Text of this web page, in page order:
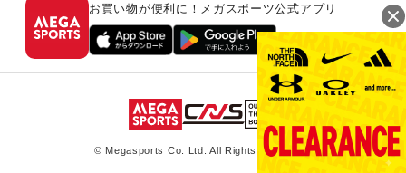
お買い物が便利に！メガスポーツ公式アプリ
© Megasports Co. Ltd. All Rights Reserved.